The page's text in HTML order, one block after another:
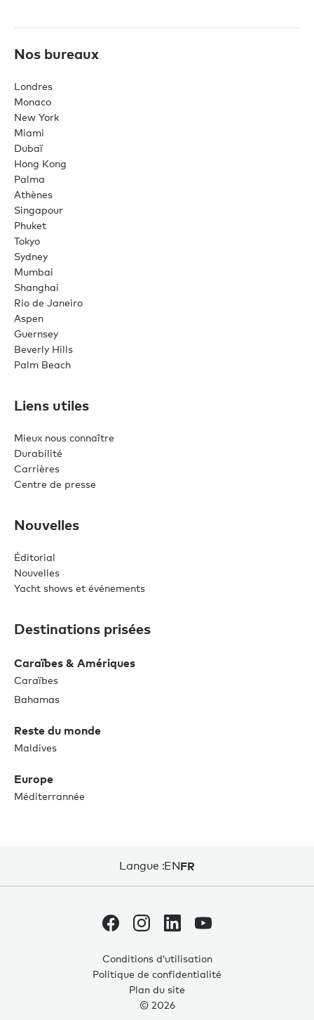
0
Nos bureaux
Londres
Monaco
New York
Miami
Dubaï
Hong Kong
Palma
Athènes
Singapour
Phuket
Tokyo
Sydney
Mumbai
Shanghai
Rio de Janeiro
Aspen
Guernsey
Beverly Hills
Palm Beach
Liens utiles
Mieux nous connaître
Durabilité
Carrières
Centre de presse
Nouvelles
Éditorial
Nouvelles
Yacht shows et événements
Destinations prisées
Caraïbes & Amériques
Caraïbes
Bahamas
Reste du monde
Maldives
Europe
Méditerrannée
Langue :ENFR
Conditions d’utilisation
Politique de confidentialité
Plan du site
© 2026